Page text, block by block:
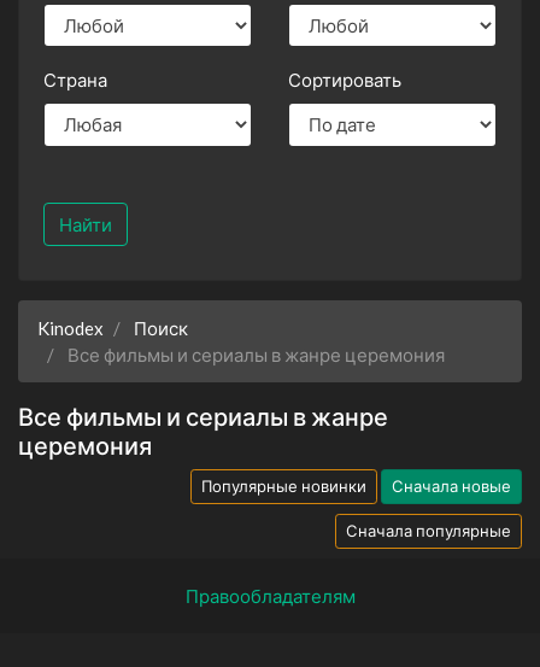
Страна Сортировать
Найти
Kinodex
Поиск
Все фильмы и сериалы в жанре церемония
Все фильмы и сериалы в жанре
церемония
Популярные новинки Сначала новые
Сначала популярные
Правообладателям